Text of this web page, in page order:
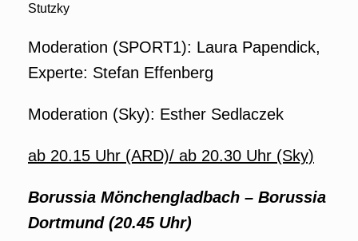
Stutzky
Moderation (SPORT1): Laura Papendick,
Experte: Stefan Effenberg
Moderation (Sky): Esther Sedlaczek
ab 20.15 Uhr (ARD)/ ab 20.30 Uhr (Sky)
Borussia Mönchengladbach – Borussia
Dortmund (20.45 Uhr)